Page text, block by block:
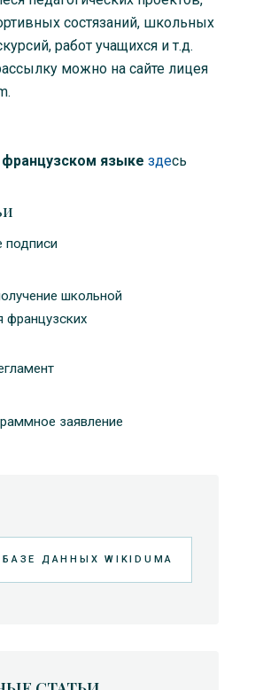
состязаний, школьных
работ учащихся и т.д.
можно на сайте лицея
французском языке здесь
подписи
школьной
французских
заявление